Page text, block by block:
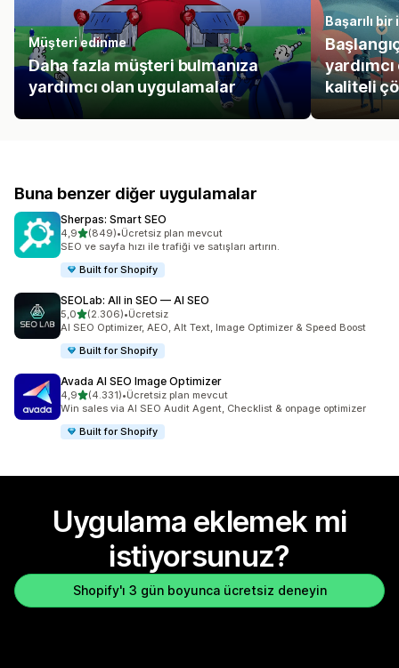
Müşteri edinme
Daha fazla müşteri bulmanıza
yardımcı olan uygulamalar
Başarılı
kaliteli
Buna benzer diğer uygulamalar
Sherpas: Smart SEO
4,95 yıldız üzerinden
(849)
toplam 849 değerlendirme
•Ücretsiz plan mevcut
SEO ve sayfa hızı ile trafiği ve satışları artırın.
Built for Shopify
SEOLab: All in SEO — AI SEO
5,05 yıldız üzerinden
(2.306)
toplam 2306 değerlendirme
•Ücretsiz
AI SEO Optimizer, AEO, Alt Text, Image Optimizer & Speed Boost
Built for Shopify
Avada AI SEO Image Optimizer
4,95 yıldız üzerinden
(4.331)
toplam 4331 değerlendirme
•Ücretsiz plan mevcut
Win sales via AI SEO Audit Agent, Checklist & onpage optimizer
Built for Shopify
Uygulama eklemek mi
istiyorsunuz?
Shopify'ı 3 gün boyunca ücretsiz deneyin